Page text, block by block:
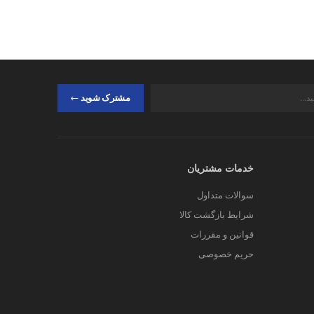
مشترک شوید
خدمات مشتریان
سوالات متداول
شرایط بازگشت کالا
قوانین و مقررات
حریم خصوصی